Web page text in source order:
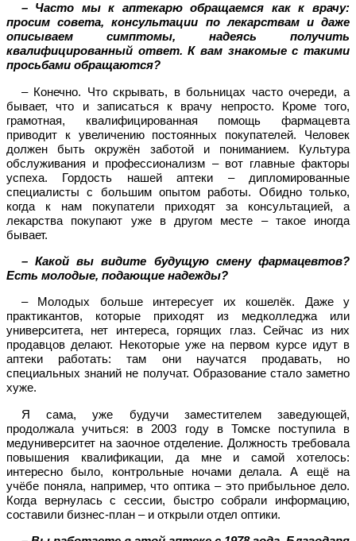
– Часто мы к аптекарю обращаемся как к врачу:
просим совета, консультации по лекарствам и даже
описываем симптомы, надеясь получить
квалифицированный ответ. К вам знакомые с такими
просьбами обращаются?
– Конечно. Что скрывать, в больницах часто очереди, а
бывает, что и записаться к врачу непросто. Кроме того,
грамотная, квалифицированная помощь фармацевта
приводит к увеличению постоянных покупателей. Человек
должен быть окружён заботой и пониманием. Культура
обслуживания и профессионализм – вот главные факторы
успеха. Гордость нашей аптеки – дипломированные
специалисты с большим опытом работы. Обидно только,
когда к нам покупатели приходят за консультацией, а
лекарства покупают уже в другом месте – такое иногда
бывает.
– Какой вы видите будущую смену фармацевтов?
Есть молодые, подающие надежды?
– Молодых больше интересует их кошелёк. Даже у
практикантов, которые приходят из медколледжа или
университета, нет интереса, горящих глаз. Сейчас из них
продавцов делают. Некоторые уже на первом курсе идут в
аптеки работать: там они научатся продавать, но
специальных знаний не получат. Образование стало заметно
хуже.
Я сама, уже будучи заместителем заведующей,
продолжала учиться: в 2003 году в Томске поступила в
медуниверситет на заочное отделение. Должность требовала
повышения квалификации, да мне и самой хотелось:
интересно было, контрольные ночами делала. А ещё на
учёбе поняла, например, что оптика – это прибыльное дело.
Когда вернулась с сессии, быстро собрали информацию,
составили бизнес-план – и открыли отдел оптики.